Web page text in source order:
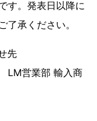
す。発表日以降に
了承ください。
先
LM営業部 輸入商